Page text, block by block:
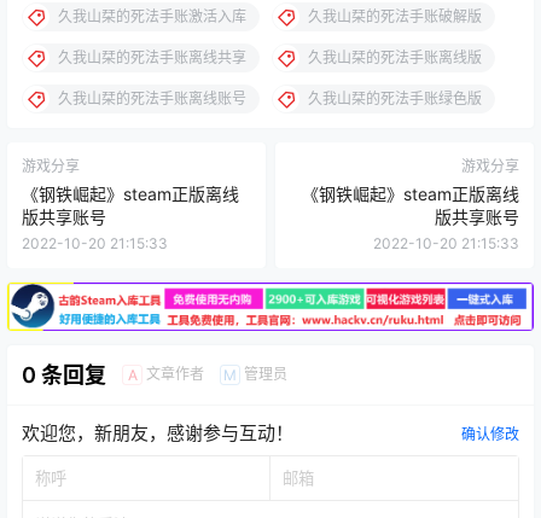
久我山栞的死法手账激活入库 久我山栞的死法手账破解版
久我山栞的死法手账离线共享 久我山栞的死法手账离线版
久我山栞的死法手账离线账号 久我山栞的死法手账绿色版
游戏分享
《钢铁崛起》steam正版离线
版共享账号
2022-10-20 21:15:33
游戏分享
《钢铁崛起》steam正版离线
版共享账号
2022-10-20 21:15:33
0 条回复 A 文章作者 M 管理员
欢迎您，新朋友，感谢参与互动！ 确认修改